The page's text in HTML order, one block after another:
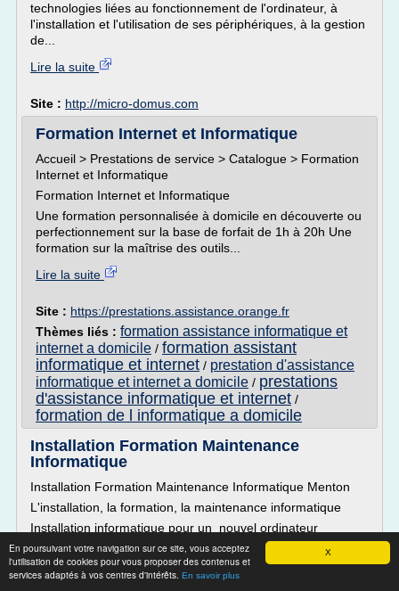
X
En poursuivant votre navigation sur ce site, vous acceptez
l'utilisation de cookies pour vous proposer des contenus et
services adaptés à vos centres d'intérêts. En savoir plus
technologies liées au fonctionnement de l'ordinateur, à
l'installation et l'utilisation de ses périphériques, à la gestion
de...
Lire la suite
Site : http://micro-domus.com
Formation Internet et Informatique
Accueil > Prestations de service > Catalogue > Formation
Internet et Informatique
Formation Internet et Informatique
Une formation personnalisée à domicile en découverte ou
perfectionnement sur la base de forfait de 1h à 20h Une
formation sur la maîtrise des outils...
Lire la suite
Site : https://prestations.assistance.orange.fr
Thèmes liés : formation assistance informatique et
internet a domicile / formation assistant
informatique et internet / prestation d'assistance
informatique et internet a domicile / prestations
d'assistance informatique et internet /
formation de l informatique a domicile
Installation Formation Maintenance
Informatique
Installation Formation Maintenance Informatique Menton
L'installation, la formation, la maintenance informatique
Installation informatique pour un nouvel ordinateur
de Bureau, ordinateur Portable PC & Mac.
Assistance informatique pour une configuration de comptes
mails.